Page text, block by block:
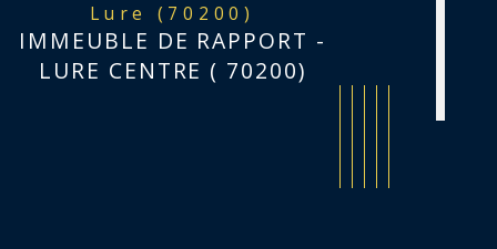
Lure (70200)
IMMEUBLE DE RAPPORT -
LURE CENTRE ( 70200)